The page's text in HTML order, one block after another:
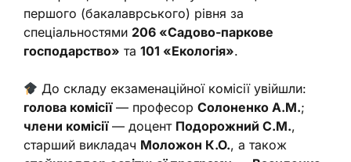
першого (бакалаврського) рівня за
спеціальностями 206 «Садово-паркове
господарство» та 101 «Екологія».
До складу екзаменаційної комісії увійшли:
голова комісії— професор Солоненко А.М.;
члени комісії— доцент Подорожний С.М.,
старший викладач Моложон К.О., а також